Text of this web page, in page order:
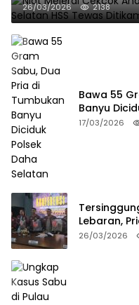
26/03/2026 2138
Bawa 55
Banyu
17/03/2026
Lebaran,
Tusuk
26/03/2026